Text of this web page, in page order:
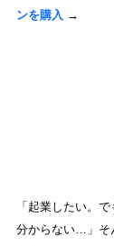
ンを購入 →
「起業したい。
分からない…」そ